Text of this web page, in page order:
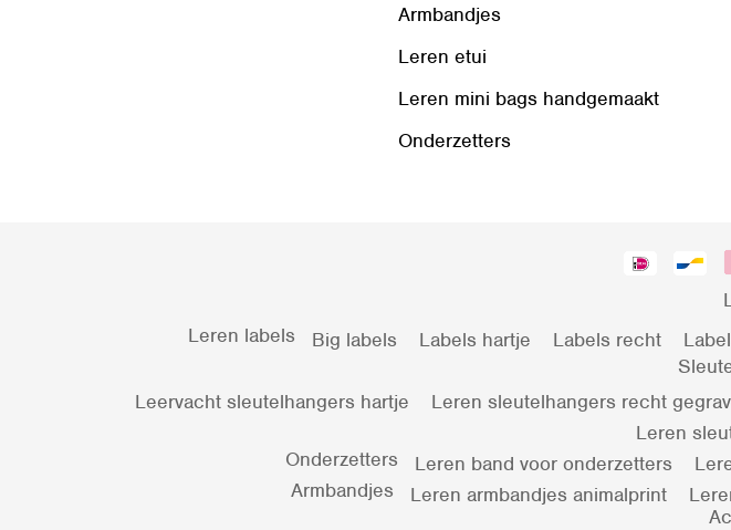
Armbandjes
Leren etui
Leren mini bags handgemaakt
Onderzetters
Leren labels
Big labels Labels hartje Labels recht
Leervacht sleutelhangers hartje
Leren sleutelhangers recht
Leren
Onderzetters
Leren band voor onderzetters
Armbandjes
Leren armbandjes animalprint